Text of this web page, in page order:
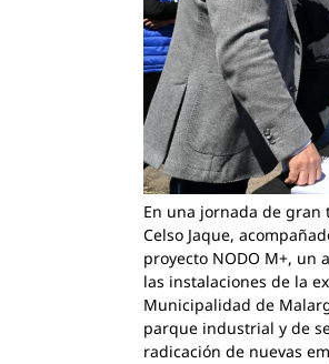
En una jornada de
Celso Jaque,
proyecto NODO M+, un
las instalaciones de la
Municipalidad de
parque industrial y de
radicación de nuevas